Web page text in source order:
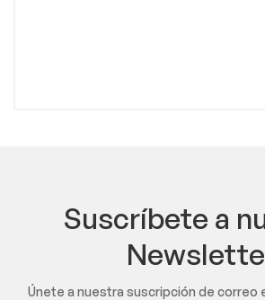
Suscríbete a
Únete a nuestra suscripción de correo